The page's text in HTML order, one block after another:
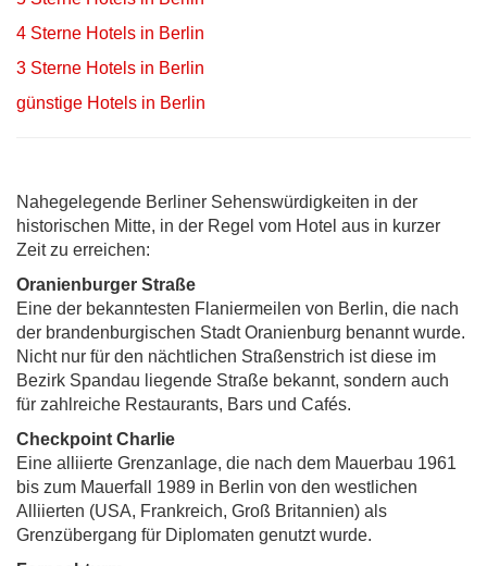
4 Sterne Hotels in Berlin
3 Sterne Hotels in Berlin
günstige Hotels in Berlin
Nahegelegende Berliner Sehenswürdigkeiten in der
historischen Mitte, in der Regel vom Hotel aus in kurzer
Zeit zu erreichen:
Oranienburger Straße
Eine der bekanntesten Flaniermeilen von Berlin, die nach
der brandenburgischen Stadt Oranienburg benannt wurde.
Nicht nur für den nächtlichen Straßenstrich ist diese im
Bezirk Spandau liegende Straße bekannt, sondern auch
für zahlreiche Restaurants, Bars und Cafés.
Checkpoint Charlie
Eine alliierte Grenzanlage, die nach dem Mauerbau 1961
bis zum Mauerfall 1989 in Berlin von den westlichen
Alliierten (USA, Frankreich, Groß Britannien) als
Grenzübergang für Diplomaten genutzt wurde.